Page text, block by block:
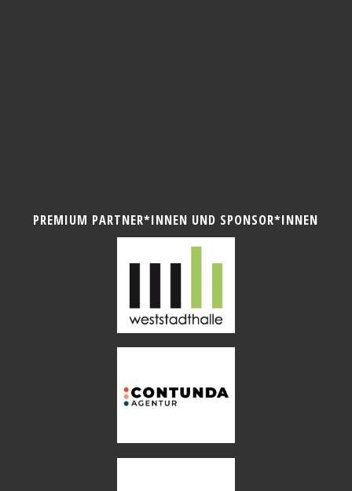
PREMIUM PARTNER*INNEN UND SPONSOR*INNEN